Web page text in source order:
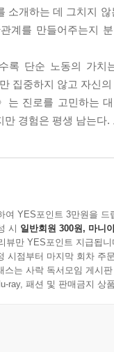
소개하는 데 그치지
계를 만들어주는지
록 단순 노동의 가
집중하지 않고 자신
는 진로를 고민하는
만 경험은 평생 남는
여 YES포인트 3만원을 드
시 일반회원 300원, 마니
뷰만 YES포인트 지급됩니
시점부터 마지막 회차 주
스는 사락 독서모임 게시
ray, 패션 및 판매금지 상